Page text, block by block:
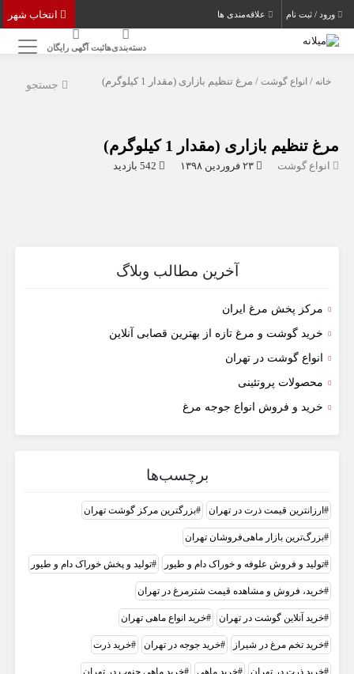
ورود / ثبت نام علاقه‌مندی ها
دسته‌بندی‌هاثبت آگهی رایگان
جستجو خانه / انواع گوشت / مرغ تنظیم بازاری (مقدار 1 کیلوگرم)
مرغ تنظیم بازاری (مقدار 1 کیلوگرم)
انواع گوشت ۲۳ فروردین ۱۳۹۸
آخرین مطالب وبلاگ
مرکز پخش مرغ ایران
خرید گوشت و مرغ تازه از بهترین قصابی آنلاین
انواع گوشت در تهران
محصولات پروتئینی
خرید و فروش انواع جوجه مرغ
برچسب‌ها
ارزانترین قیمت ذرت در تهران بزرگترین مرکز گوشت تهران
بزرگ‌ترین بازار ماهی‌فروشان تهران
تولید و فروش علوفه و خوراک دام و طیور تولید و پخش خوراک دام و طیور
خرید، فروش و مشاهده قیمت شترمرغ در تهران
خرید آنلاین گوشت در تهران خرید انواع ماهی تهران
خرید تخم مرغ در شیراز خرید جوجه در تهران خرید ذرت
خرید ذرت در تهران خرید ماهی خرید ماهی جنوب در تهران